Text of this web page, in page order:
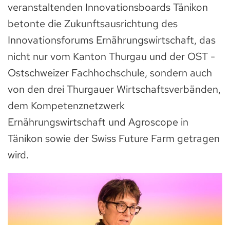
veranstaltenden Innovationsboards Tänikon
betonte die Zukunftsausrichtung des
Innovationsforums Ernährungswirtschaft, das
nicht nur vom Kanton Thurgau und der OST -
Ostschweizer Fachhochschule, sondern auch
von den drei Thurgauer Wirtschaftsverbänden,
dem Kompetenznetzwerk
Ernährungswirtschaft und Agroscope in
Tänikon sowie der Swiss Future Farm getragen
wird.